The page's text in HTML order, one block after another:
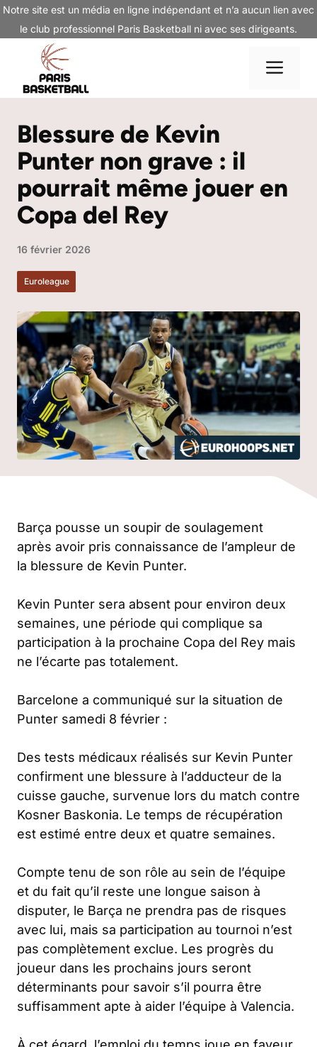
Aller
contenu
Notre site est un média en ligne indépendant et n’a aucun lien avec
le club professionnel Paris Basketball ni avec ses dirigeants.
Blessure de Kevin
Punter non grave : il
pourrait même jouer en
Copa del Rey
16 février 2026
Euroleague
Barça pousse un soupir de soulagement
après avoir pris connaissance de l’ampleur de
la blessure de Kevin Punter.
Kevin Punter sera absent pour environ deux
semaines, une période qui complique sa
participation à la prochaine Copa del Rey mais
ne l’écarte pas totalement.
Barcelone a communiqué sur la situation de
Punter samedi 8 février :
Des tests médicaux réalisés sur Kevin Punter
confirment une blessure à l’adducteur de la
cuisse gauche, survenue lors du match contre
Kosner Baskonia. Le temps de récupération
est estimé entre deux et quatre semaines.
Compte tenu de son rôle au sein de l’équipe
et du fait qu’il reste une longue saison à
disputer, le Barça ne prendra pas de risques
avec lui, mais sa participation au tournoi n’est
pas complètement exclue. Les progrès du
joueur dans les prochains jours seront
déterminants pour savoir s’il pourra être
suffisamment apte à aider l’équipe à Valencia.